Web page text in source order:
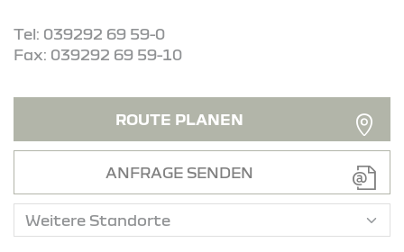
Tel: 039292 69 59-0
Fax: 039292 69 59-10
ROUTE PLANEN
ANFRAGE SENDEN